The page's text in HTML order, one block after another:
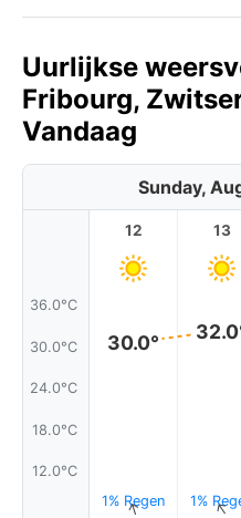
Uurlijkse
Fribourg,
Vandaag
Sunday,
36.0°C
30.0°C
24.0°C
18.0°C
12.0°C
12
30.0°
1% Regen
↑
13
1% ↑